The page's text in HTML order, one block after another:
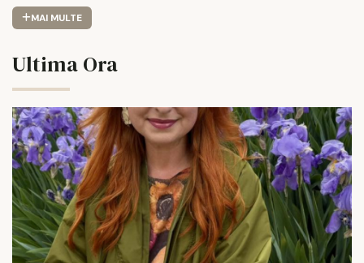
MAI MULTE
Ultima Ora